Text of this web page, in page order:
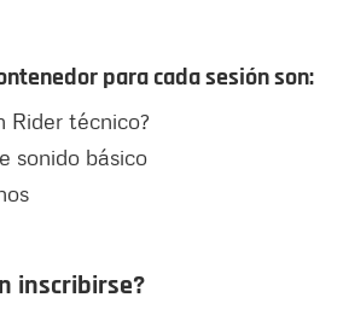
para cada sesión son:
Rider técnico?
sonido básico
inscribirse?